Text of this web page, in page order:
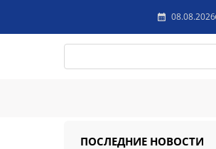
08.08.2026
ПОСЛЕДНИЕ НОВОСТИ